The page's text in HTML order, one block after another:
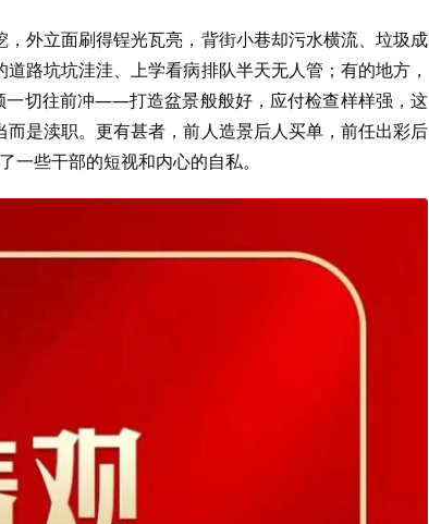
外立面刷得锃光瓦亮，背街小巷却污水横流、垃圾成
路坑坑洼洼、上学看病排队半天无人管；有的地方，
一切往前冲——打造盆景般般好，应付检查样样强，这
是渎职。更有甚者，前人造景后人买单，前任出彩后
一些干部的短视和内心的自私。